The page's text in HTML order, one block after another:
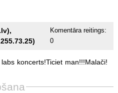
Komentāra reitings:
0
labs koncerts!Ticiet man!!!Malači!